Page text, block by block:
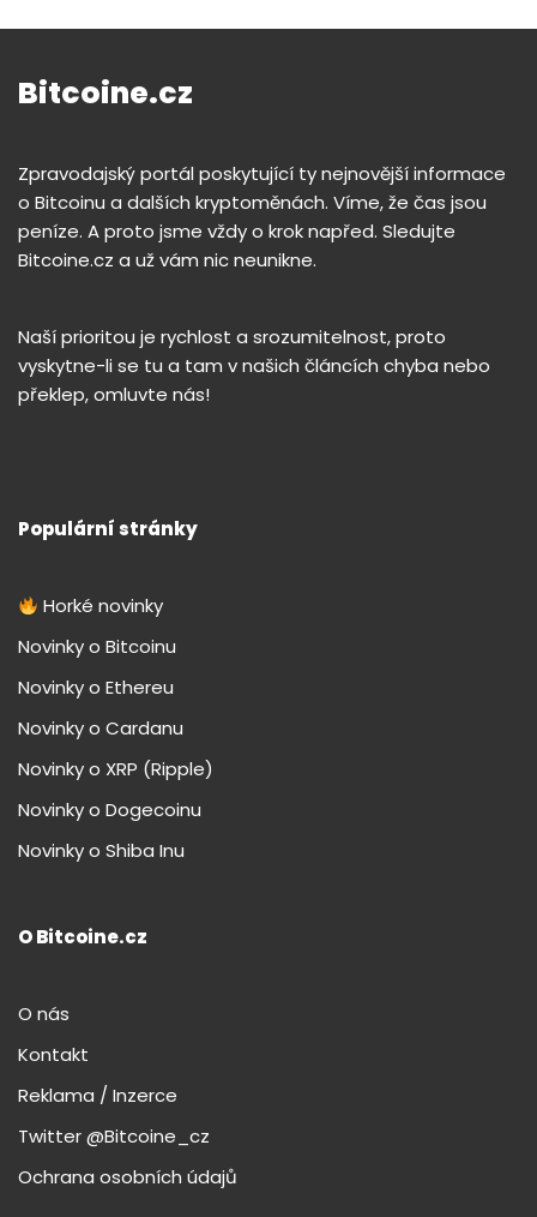
Bitcoine.cz
Zpravodajský portál poskytující ty nejnovější informace
o Bitcoinu a dalších kryptoměnách. Víme, že čas jsou
peníze. A proto jsme vždy o krok napřed. Sledujte
Bitcoine.cz a už vám nic neunikne.
Naší prioritou je rychlost a srozumitelnost, proto
vyskytne-li se tu a tam v našich článcích chyba nebo
překlep, omluvte nás!
Populární stránky
Horké novinky
Novinky o Bitcoinu
Novinky o Ethereu
Novinky o Cardanu
Novinky o XRP (Ripple)
Novinky o Dogecoinu
Novinky o Shiba Inu
O Bitcoine.cz
O nás
Kontakt
Reklama / Inzerce
Twitter @Bitcoine_cz
Ochrana osobních údajů